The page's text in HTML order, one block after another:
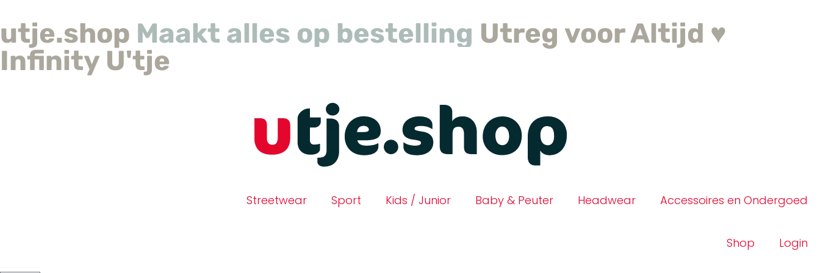
utje.shop Maakt alles op bestelling Utreg voor Altijd ♥
Infinity U'tje
Streetwear Sport Kids / Junior Baby & Peuter Headwear Accessoires en Ondergoed
Shop Login